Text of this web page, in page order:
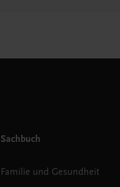
Sachbuch
Familie und Gesundheit